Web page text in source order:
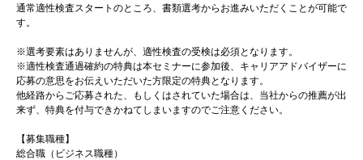
通常適性検査スタートのところ、書類選考からお進みいただくことが可能で
す。
※選考要素はありませんが、適性検査の受検は必須となります。
※適性検査通過確約の特典は本セミナーに参加後、キャリアアドバイザーに
応募の意思をお伝えいただいた方限定の特典となります。
他経路からご応募された、もしくはされていた場合は、当社からの推薦が出
来ず、特典を付与できかねてしまいますのでご注意ください。
【募集職種】
総合職（ビジネス職種）